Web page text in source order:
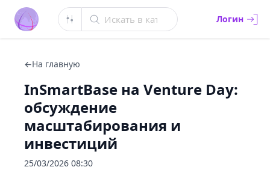
Искать в каталоге Логин
←На главную
InSmartBase на Venture Day:
обсуждение
масштабирования и
инвестиций
25/03/2026 08:30